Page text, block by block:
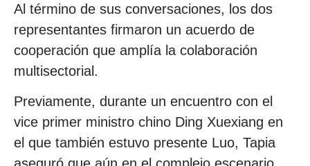
Al término de sus conversaciones, los dos
representantes firmaron un acuerdo de
cooperación que amplía la colaboración
multisectorial.
Previamente, durante un encuentro con el
vice primer ministro chino Ding Xuexiang en
el que también estuvo presente Luo, Tapia